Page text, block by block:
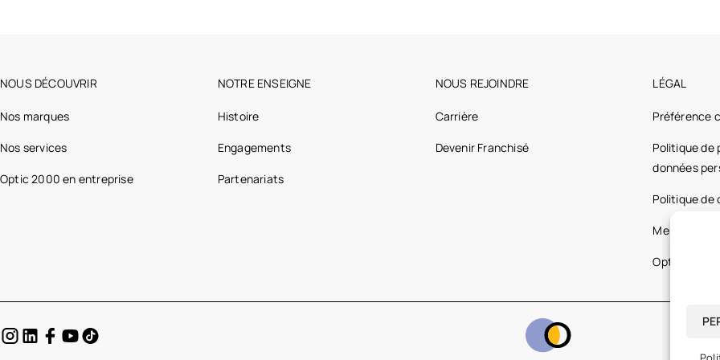
NOUS DÉCOUVRIR
Nos marques
Nos services
Optic 2000 en entreprise
NOTRE ENSEIGNE
Histoire
Engagements
Partenariats
NOUS REJOINDRE
Carrière
Devenir Franchisé
LÉGAL
Préférence
Politique de
données
Politique de
Mentions
Optic 2000